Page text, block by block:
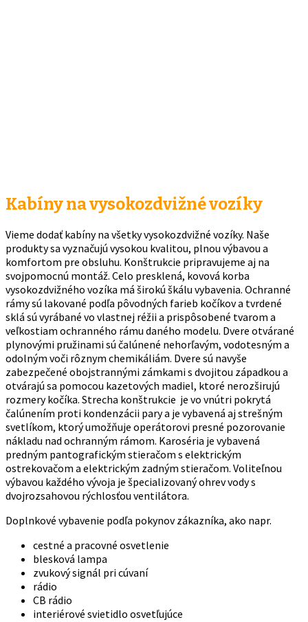
Kabíny na vysokozdvižné vozíky
Vieme dodať kabíny na všetky vysokozdvižné vozíky. Naše
produkty sa vyznačujú vysokou kvalitou, plnou výbavou a
komfortom pre obsluhu. Konštrukcie pripravujeme aj na
svojpomocnú montáž. Celo presklená, kovová korba
vysokozdvižného vozíka má širokú škálu vybavenia. Ochranné
rámy sú lakované podľa pôvodných farieb kočíkov a tvrdené
sklá sú vyrábané vo vlastnej réžii a prispôsobené tvarom a
veľkostiam ochranného rámu daného modelu. Dvere otvárané
plynovými pružinami sú čalúnené nehorľavým, vodotesným a
odolným voči rôznym chemikáliám. Dvere sú navyše
zabezpečené obojstrannými zámkami s dvojitou západkou a
otvárajú sa pomocou kazetových madiel, ktoré nerozširujú
rozmery kočíka. Strecha konštrukcie je vo vnútri pokrytá
čalúnením proti kondenzácii pary a je vybavená aj strešným
svetlíkom, ktorý umožňuje operátorovi presné pozorovanie
nákladu nad ochranným rámom. Karoséria je vybavená
predným pantografickým stieračom s elektrickým
ostrekovačom a elektrickým zadným stieračom. Voliteľnou
výbavou každého vývoja je špecializovaný ohrev vody s
dvojrozsahovou rýchlosťou ventilátora.
Doplnkové vybavenie podľa pokynov zákazníka, ako napr.
cestné a pracovné osvetlenie
blesková lampa
zvukový signál pri cúvaní
rádio
CB rádio
interiérové ​​svietidlo osvetľujúce